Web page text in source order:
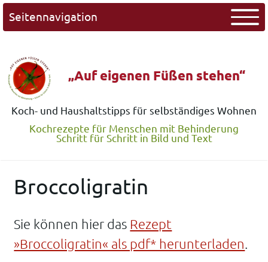
Seitennavigation
„Auf eigenen Füßen stehen“
Koch- und Haushaltstipps für selbständiges Wohnen
Kochrezepte für Menschen mit Behinderung
Schritt für Schritt in Bild und Text
Broccoligratin
Sie können hier das Rezept
»Broccoligratin« als pdf* herunterladen.